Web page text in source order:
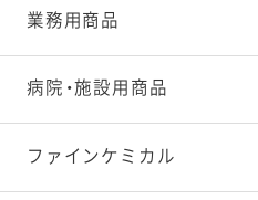
レシピランキング
レシピ動画
今日のレシピギャラリー
オープンキッチン（工場
深谷テラス ヤサイな仲
おたのしみコンテンツ
よくお寄せいただくご
お客様の声を活かしま
Qummy
キユーピーウエルネス
業務用商品
病院・施設用商品
ファインケミカル